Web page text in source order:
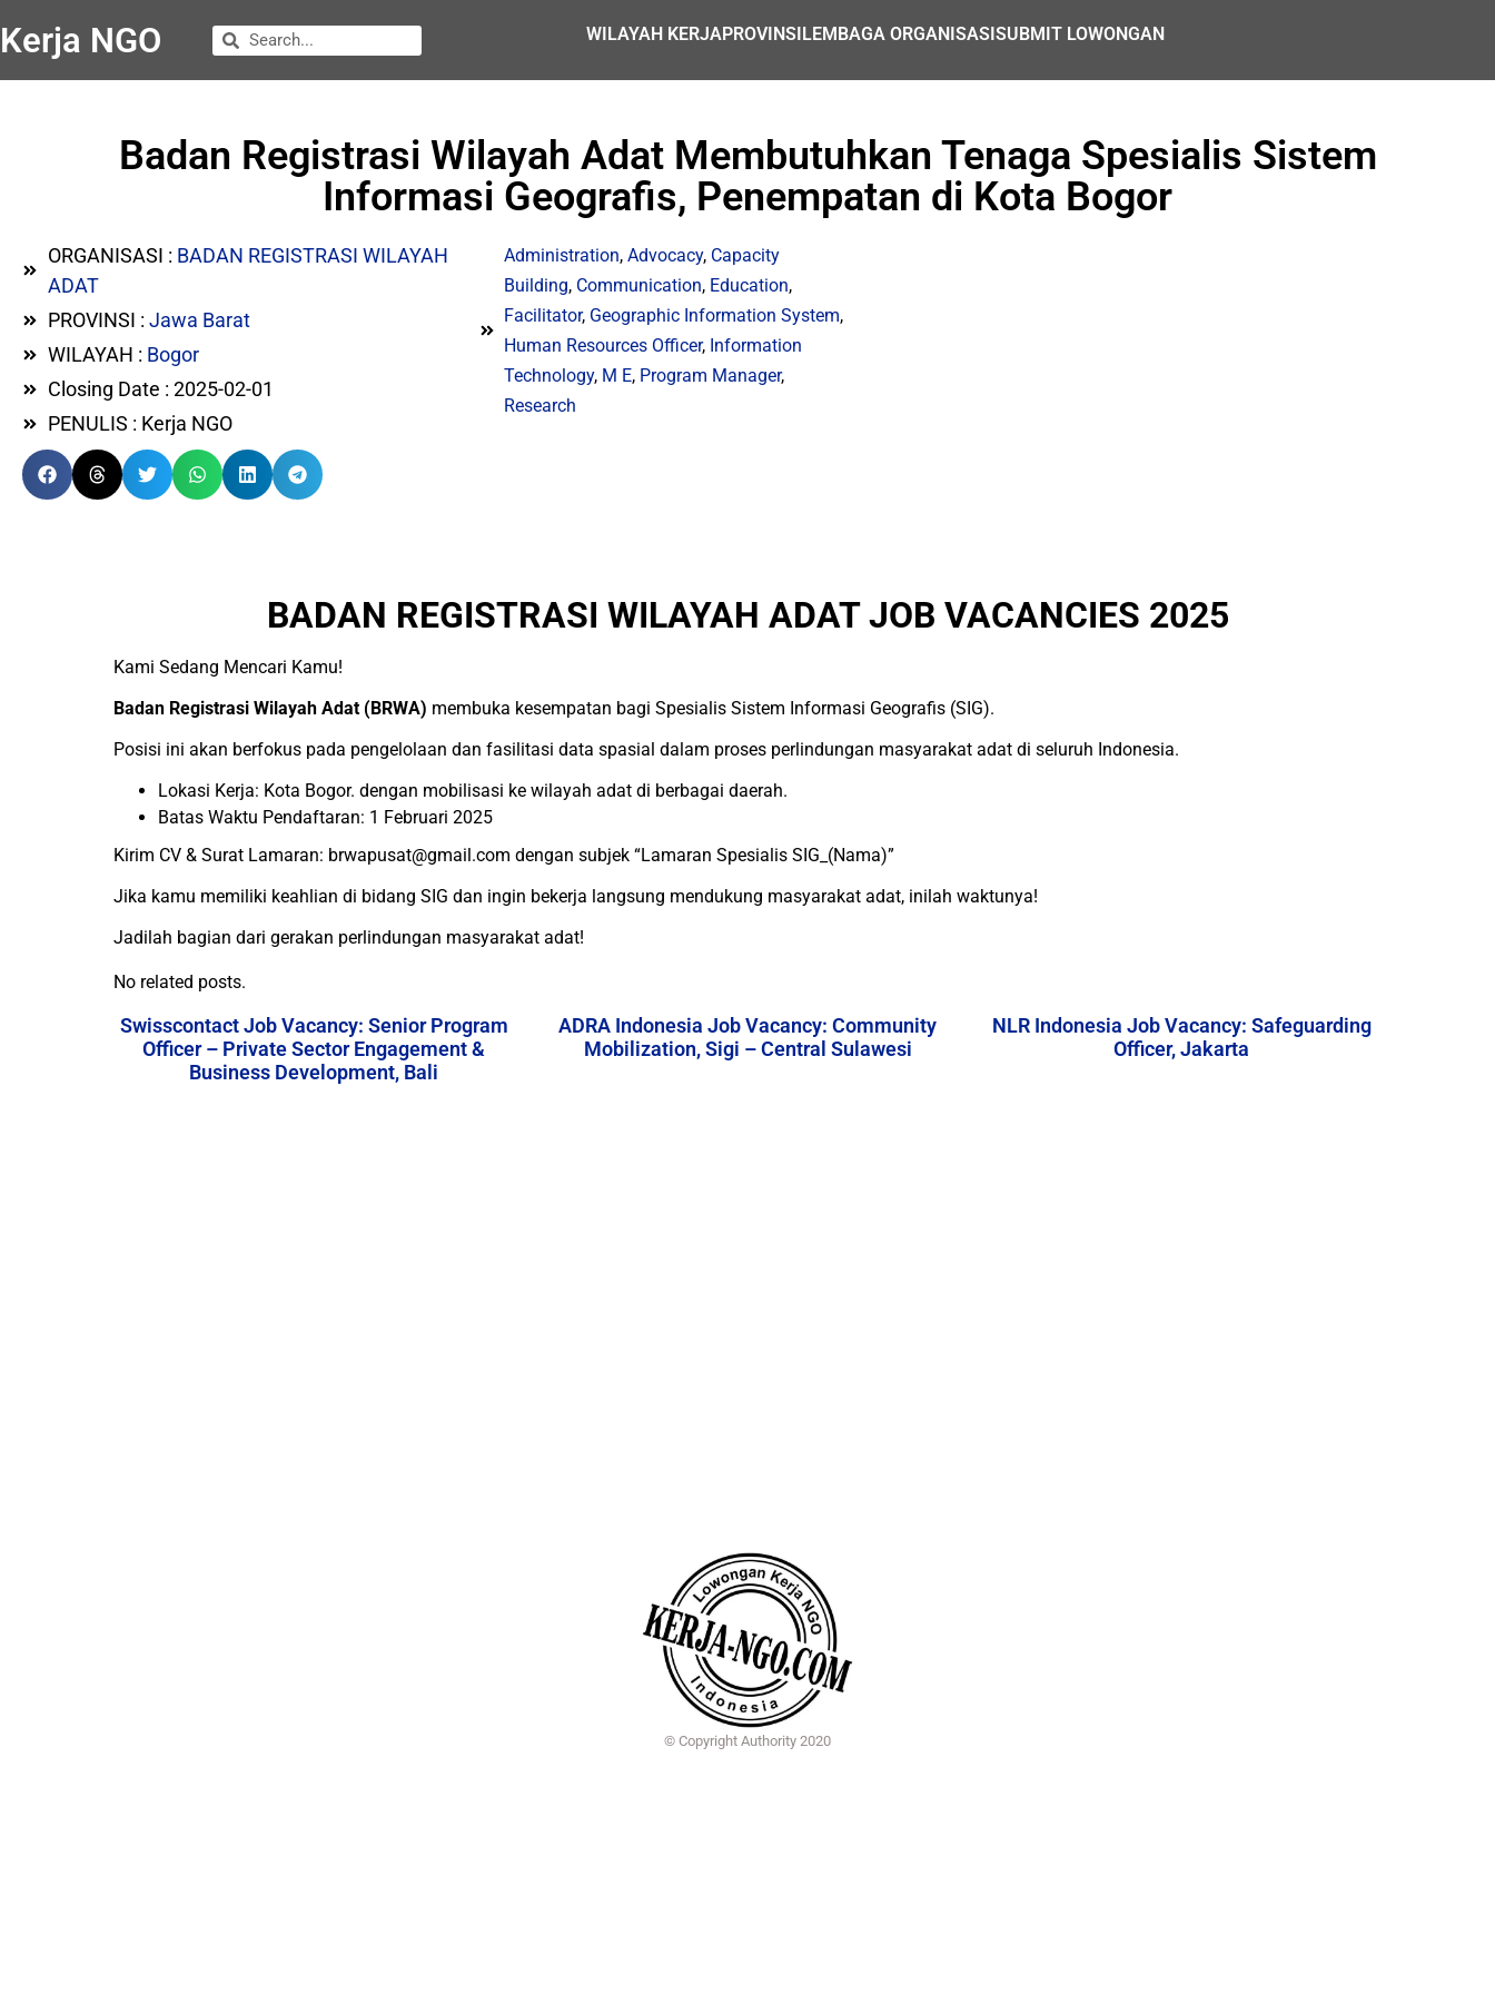
Kerja NGO WILAYAH KERJAPROVINSILEMBAGA ORGANISASISUBMIT LOWONGAN
Badan Registrasi Wilayah Adat Membutuhkan Tenaga Spesialis Sistem
Informasi Geografis, Penempatan di Kota Bogor
ORGANISASI : BADAN REGISTRASI WILAYAH
ADAT
PROVINSI : Jawa Barat
WILAYAH : Bogor
Closing Date : 2025-02-01
PENULIS : Kerja NGO
Administration,Advocacy, Capacity
Building, Communication, Education,
Facilitator, Geographic Information System,
Human Resources Officer, Information
Technology, M E, Program Manager,
Research
BADAN REGISTRASI WILAYAH ADAT JOB VACANCIES 2025
Kami Sedang Mencari Kamu!
Badan Registrasi Wilayah Adat (BRWA) membuka kesempatan bagi Spesialis Sistem Informasi Geografis (SIG).
Posisi ini akan berfokus pada pengelolaan dan fasilitasi data spasial dalam proses perlindungan masyarakat adat di seluruh Indonesia.
Lokasi Kerja: Kota Bogor. dengan mobilisasi ke wilayah adat di berbagai daerah.
Batas Waktu Pendaftaran: 1 Februari 2025
Kirim CV & Surat Lamaran: brwapusat@gmail.com dengan subjek “Lamaran Spesialis SIG_(Nama)”
Jika kamu memiliki keahlian di bidang SIG dan ingin bekerja langsung mendukung masyarakat adat, inilah waktunya!
Jadilah bagian dari gerakan perlindungan masyarakat adat!
No related posts.
Swisscontact Job Vacancy: Senior Program
Officer – Private Sector Engagement &
Business Development, Bali
ADRA Indonesia Job Vacancy: Community
Mobilization, Sigi – Central Sulawesi
NLR Indonesia Job Vacancy: Safeguarding
Officer, Jakarta
© Copyright Authority 2020